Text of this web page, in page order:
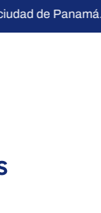
de Panamá.